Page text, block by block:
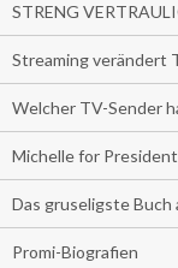
STRENG
Streaming verändert
Welcher TV-Sender
Michelle for
Das gruseligste Buch
Promi-Biografien